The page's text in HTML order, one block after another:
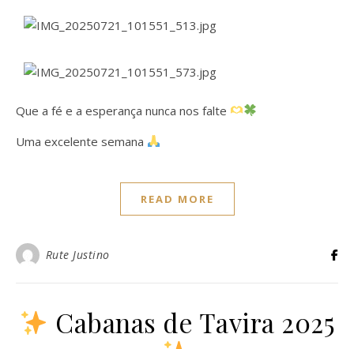
Que a fé e a esperança nunca nos falte
Uma excelente semana
READ MORE
Rute Justino
Cabanas de Tavira 2025